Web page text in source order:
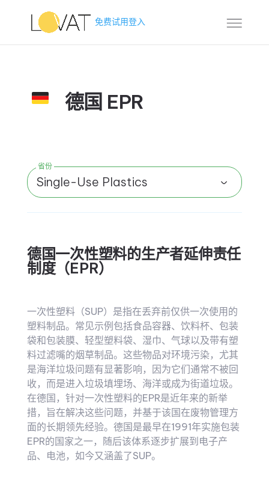
免费试用登入
德国 EPR
省份
Single-Use Plastics
德国一次性塑料的生产者延伸责任
制度（EPR）
一次性塑料（SUP）是指在丢弃前仅供一次使用的
塑料制品。常见示例包括食品容器、饮料杯、包装
袋和包装膜、轻型塑料袋、湿巾、气球以及带有塑
料过滤嘴的烟草制品。这些物品对环境污染，尤其
是海洋垃圾问题有显著影响，因为它们通常不被回
收，而是进入垃圾填埋场、海洋或成为街道垃圾。
在德国，针对一次性塑料的EPR是近年来的新举
措，旨在解决这些问题，并基于该国在废物管理方
面的长期领先经验。德国是最早在1991年实施包装
EPR的国家之一，随后该体系逐步扩展到电子产
品、电池，如今又涵盖了SUP。